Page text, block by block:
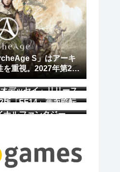
S」はアーキ
を重視。2027年第2四
デッセイ」リリース
年第1四半期から第
「FF14」画面暗転
に問題あり？ 開発チ
ルファンタジー